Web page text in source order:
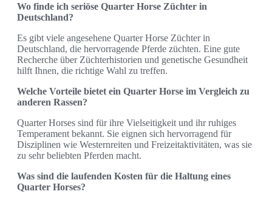
Wo finde ich seriöse Quarter Horse Züchter in
Deutschland?
Es gibt viele angesehene Quarter Horse Züchter in
Deutschland, die hervorragende Pferde züchten. Eine gute
Recherche über Züchterhistorien und genetische Gesundheit
hilft Ihnen, die richtige Wahl zu treffen.
Welche Vorteile bietet ein Quarter Horse im Vergleich zu
anderen Rassen?
Quarter Horses sind für ihre Vielseitigkeit und ihr ruhiges
Temperament bekannt. Sie eignen sich hervorragend für
Disziplinen wie Westernreiten und Freizeitaktivitäten, was sie
zu sehr beliebten Pferden macht.
Was sind die laufenden Kosten für die Haltung eines
Quarter Horses?